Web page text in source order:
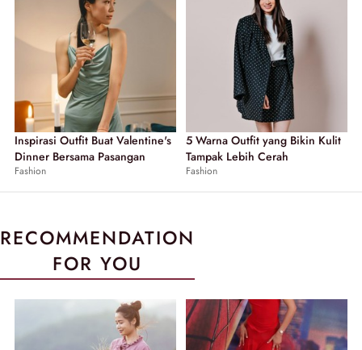
Inspirasi Outfit Buat Valentine's
Dinner Bersama Pasangan
Fashion
5 Warna Outfit yang Bikin Kulit
Tampak Lebih Cerah
Fashion
RECOMMENDATION
FOR YOU